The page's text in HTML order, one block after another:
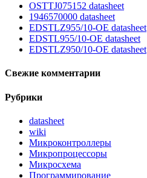
OSTTJ075152 datasheet
1946570000 datasheet
EDSTLZ955/10-OE datasheet
EDSTL955/10-OE datasheet
EDSTLZ950/10-OE datasheet
Свежие комментарии
Рубрики
datasheet
wiki
Микроконтроллеры
Микропроцессоры
Микросхема
Программирование